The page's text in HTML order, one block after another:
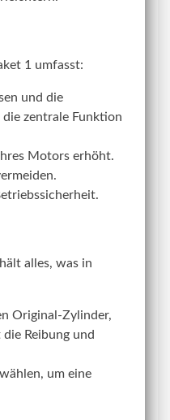
1 umfasst:
und die
zentrale Funktion
Motors erhöht.
alles, was in
Original-Zylinder,
Reibung und
um eine